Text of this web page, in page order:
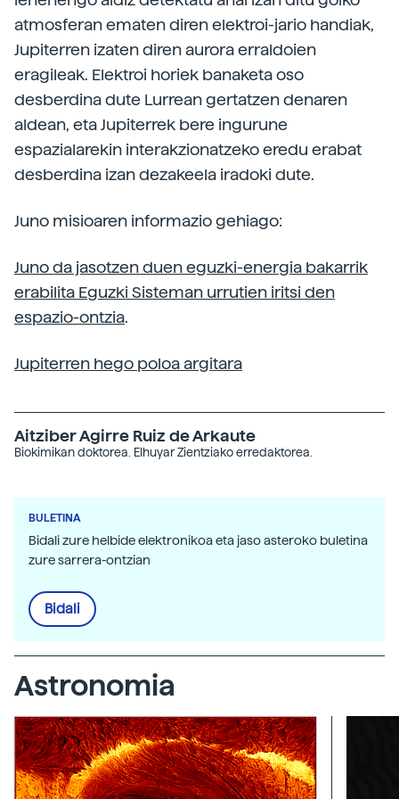
atmosferan ematen diren elektroi-jario handiak,
Jupiterren izaten diren aurora erraldoien
eragileak. Elektroi horiek banaketa oso
desberdina dute Lurrean gertatzen denaren
aldean, eta Jupiterrek bere ingurune
espazialarekin interakzionatzeko eredu erabat
desberdina izan dezakeela iradoki dute.
Juno misioaren informazio gehiago:
Juno da jasotzen duen eguzki-energia bakarrik
erabilita Eguzki Sisteman urrutien iritsi den
espazio-ontzia.
Jupiterren hego poloa argitara
Aitziber Agirre Ruiz de Arkaute
Biokimikan doktorea. Elhuyar Zientziako erredaktorea.
BULETINA
Bidali zure helbide elektronikoa eta jaso asteroko buletina
zure sarrera-ontzian
Bidali
Astronomia